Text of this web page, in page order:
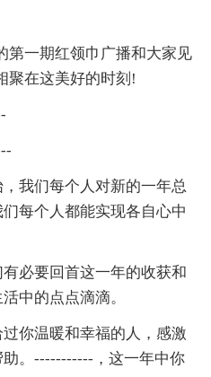
第一期红领巾广播和大家见
聚在这美好的时刻!
我们每个人对新的一年总
每个人都能实现各自心中
必要回首这一年的收获和
中的点点滴滴。
你温暖和幸福的人，感激
。-----------，这一年中你